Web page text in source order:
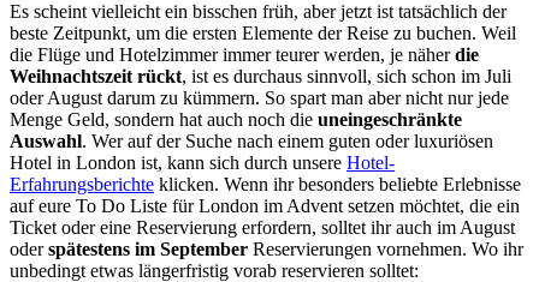
Es scheint vielleicht ein bisschen früh, aber jetzt ist tatsächlich der
beste Zeitpunkt, um die ersten Elemente der Reise zu buchen. Weil
die Flüge und Hotelzimmer immer teurer werden, je näherdie
Weihnachtszeit rückt, ist es durchaus sinnvoll, sich schon im Juli
oder August darum zu kümmern. So spart man aber nicht nur jede
Menge Geld, sondern hat auch noch die uneingeschränkte
Auswahl. Wer auf der Suche nach einem guten oder luxuriösen
Hotel in London ist, kann sich durch unsere Hotel-
Erfahrungsberichte klicken. Wenn ihr besonders beliebte Erlebnisse
auf eure To Do Liste für London im Advent setzen möchtet, die ein
Ticket oder eine Reservierung erfordern, solltet ihr auch im August
oderspätestens im September Reservierungen vornehmen. Wo ihr
unbedingt etwas längerfristig vorab reservieren solltet: